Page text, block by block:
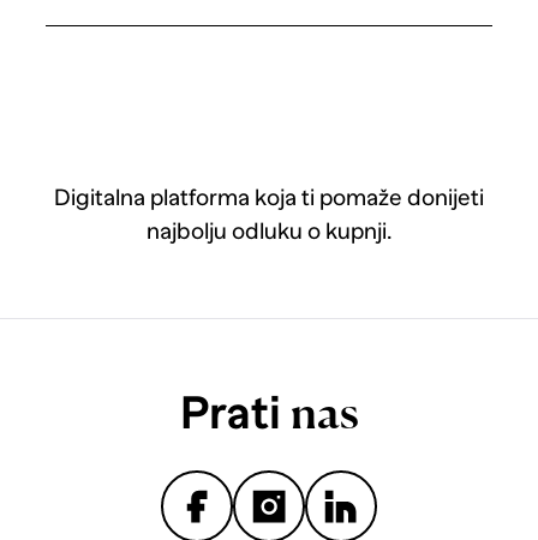
Digitalna platforma koja ti pomaže donijeti
najbolju odluku o kupnji.
Prati nas